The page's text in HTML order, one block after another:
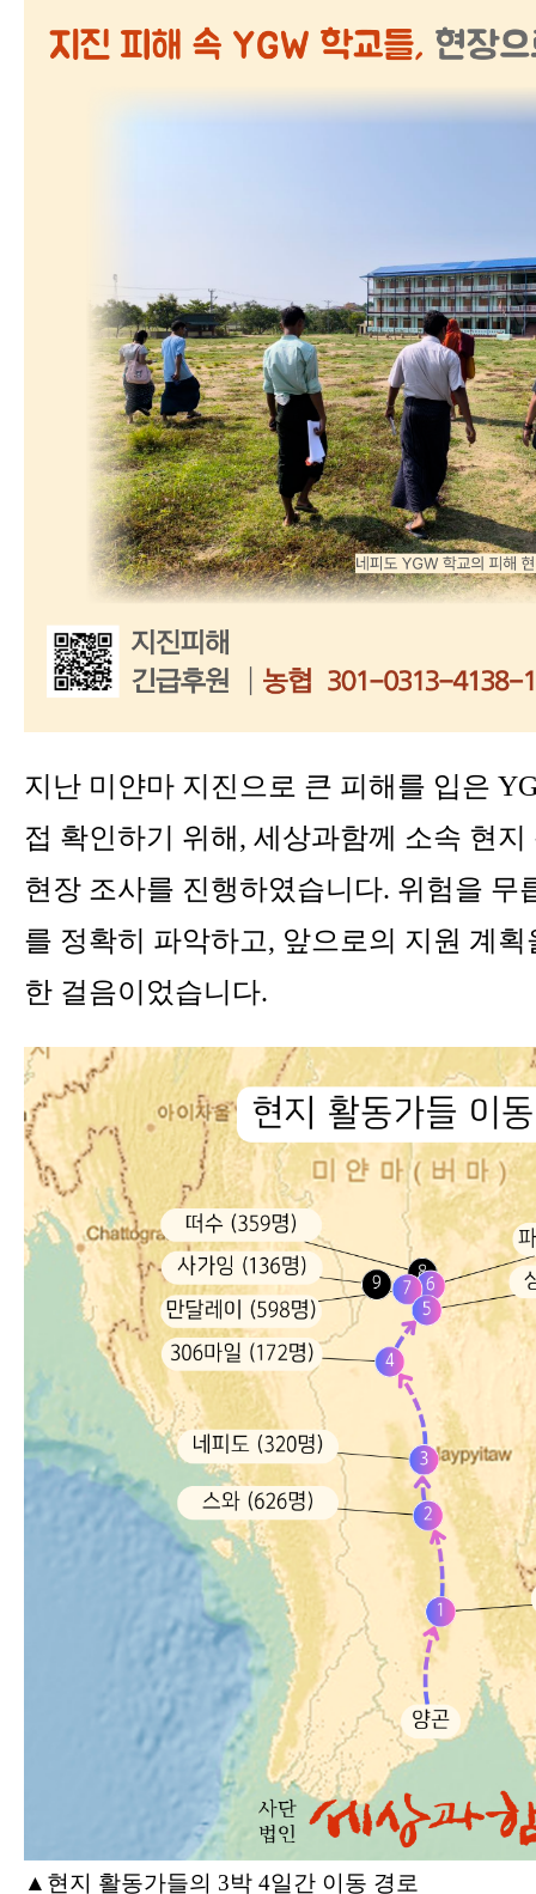
지난 미얀마 지진으로 큰 피해를 입은
접 확인하기 위해, 세상과함께 소속 현
현장 조사를 진행하였습니다. 위험을 무
를 정확히 파악하고, 앞으로의 지원 계
한 걸음이었습니다.
▲현지 활동가들의 3박 4일간 이동 경로